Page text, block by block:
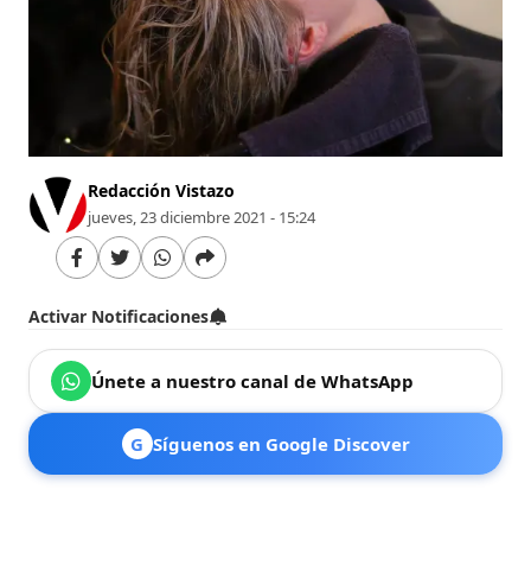
Redacción Vistazo
jueves, 23 diciembre 2021 - 15:24
Activar Notificaciones
Únete a nuestro canal de WhatsApp
G Síguenos en Google Discover